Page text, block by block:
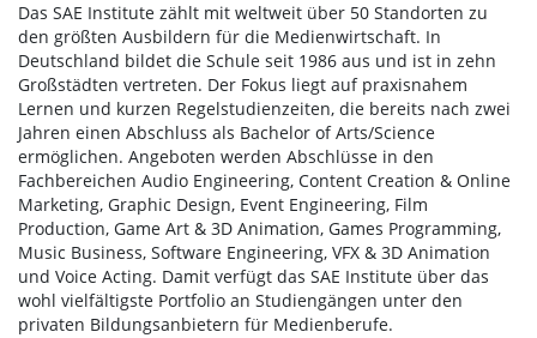
Das SAE Institute zählt mit weltweit über 50 Standorten zu
den größten Ausbildern für die Medienwirtschaft. In
Deutschland bildet die Schule seit 1986 aus und ist in zehn
Großstädten vertreten. Der Fokus liegt auf praxisnahem
Lernen und kurzen Regelstudienzeiten, die bereits nach zwei
Jahren einen Abschluss als Bachelor of Arts/Science
ermöglichen. Angeboten werden Abschlüsse in den
Fachbereichen Audio Engineering, Content Creation & Online
Marketing, Graphic Design, Event Engineering, Film
Production, Game Art & 3D Animation, Games Programming,
Music Business, Software Engineering, VFX & 3D Animation
und Voice Acting. Damit verfügt das SAE Institute über das
wohl vielfältigste Portfolio an Studiengängen unter den
privaten Bildungsanbietern für Medienberufe.